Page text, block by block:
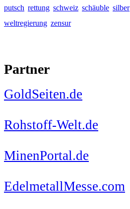
putsch rettung schweiz schäuble silber
weltregierung zensur
Partner
GoldSeiten.de
Rohstoff-Welt.de
MinenPortal.de
EdelmetallMesse.com